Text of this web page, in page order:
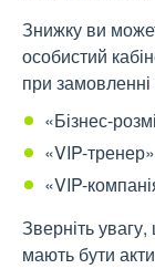
Знижку ви
особистий
при
«Бізнес-
«VIP-
«VIP-
Зверніть
мають бути